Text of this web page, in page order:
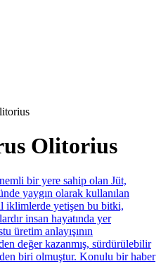
Olitorius